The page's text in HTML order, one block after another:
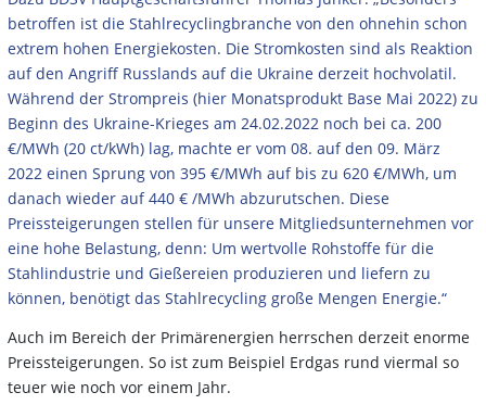
betroffen ist die Stahlrecyclingbranche von den ohnehin schon
extrem hohen Energiekosten. Die Stromkosten sind als Reaktion
auf den Angriff Russlands auf die Ukraine derzeit hochvolatil.
Während der Strompreis (hier Monatsprodukt Base Mai 2022) zu
Beginn des Ukraine-Krieges am 24.02.2022 noch bei ca. 200
€/MWh (20 ct/kWh) lag, machte er vom 08. auf den 09. März
2022 einen Sprung von 395 €/MWh auf bis zu 620 €/MWh, um
danach wieder auf 440 € /MWh abzurutschen. Diese
Preissteigerungen stellen für unsere Mitgliedsunternehmen vor
eine hohe Belastung, denn: Um wertvolle Rohstoffe für die
Stahlindustrie und Gießereien produzieren und liefern zu
können, benötigt das Stahlrecycling große Mengen Energie.“
Auch im Bereich der Primärenergien herrschen derzeit enorme
Preissteigerungen. So ist zum Beispiel Erdgas rund viermal so
teuer wie noch vor einem Jahr.